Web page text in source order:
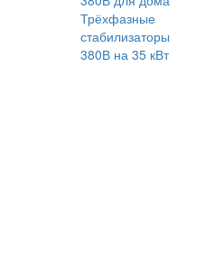
Трёхфазные
стабилизаторы
380В на 35 кВт